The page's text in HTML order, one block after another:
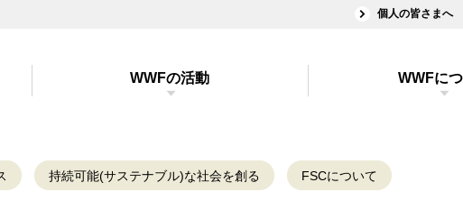
個人の皆さまへ
WWFの活動 WWFに
持続可能(サステナブル)な社会を創る FSCについて